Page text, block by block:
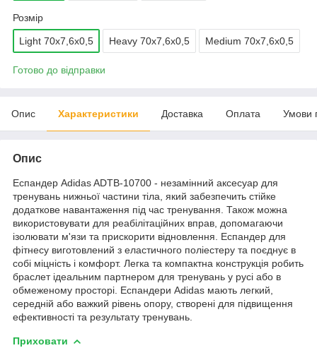
Розмір
Light 70х7,6х0,5 Heavy 70х7,6х0,5 Medium 70х7,6х0,5
Готово до відправки
Опис Характеристики Доставка Оплата Умови
Опис
Еспандер Adidas ADTB-10700 - незамінний аксесуар для
тренувань нижньої частини тіла, який забезпечить стійке
додаткове навантаження під час тренування. Також можна
використовувати для реабілітаційних вправ, допомагаючи
ізолювати м'язи та прискорити відновлення. Еспандер для
фітнесу виготовлений з еластичного поліестеру та поєднує в
собі міцність і комфорт. Легка та компактна конструкція робить
браслет ідеальним партнером для тренувань у русі або в
обмеженому просторі. Еспандери Adidas мають легкий,
середній або важкий рівень опору, створені для підвищення
ефективності та результату тренувань.
Приховати